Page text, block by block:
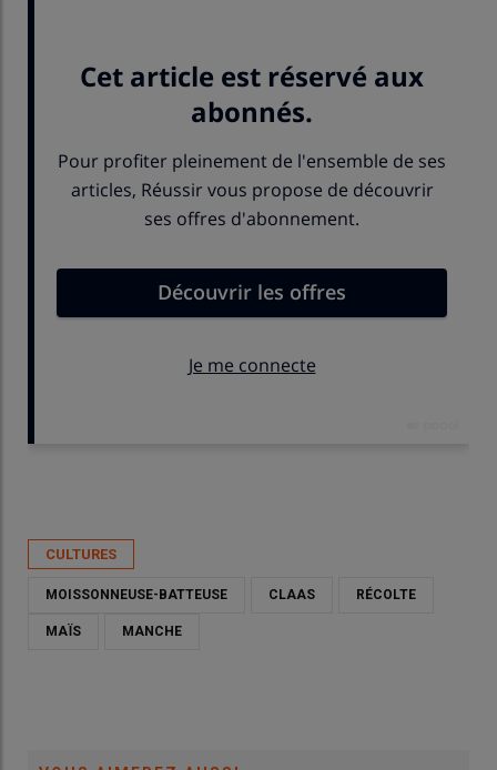
CULTURES
MOISSONNEUSE-BATTEUSE CLAAS RÉCOLTE
MAÏS MANCHE